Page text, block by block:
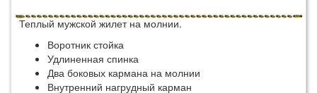
Теплый мужской жилет на молнии.
Воротник стойка
Удлиненная спинка
Два боковых кармана на молнии
Внутренний нагрудный карман